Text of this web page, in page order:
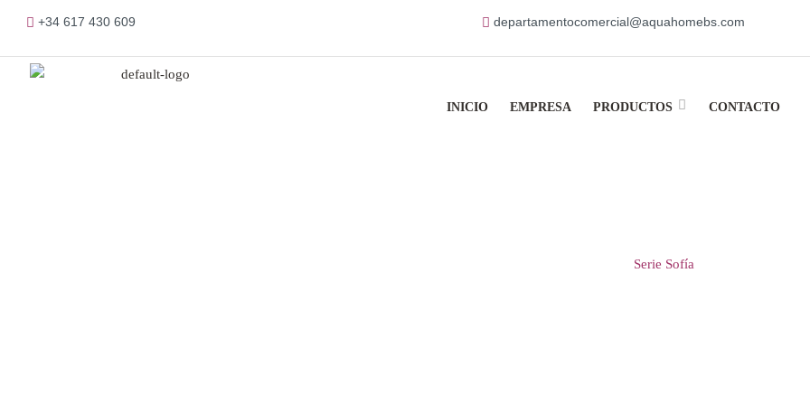
+34 617 430 609 departamentocomercial@aquahomebs.com
INICIO EMPRESA PRODUCTOS CONTACTO
Serie Sofía